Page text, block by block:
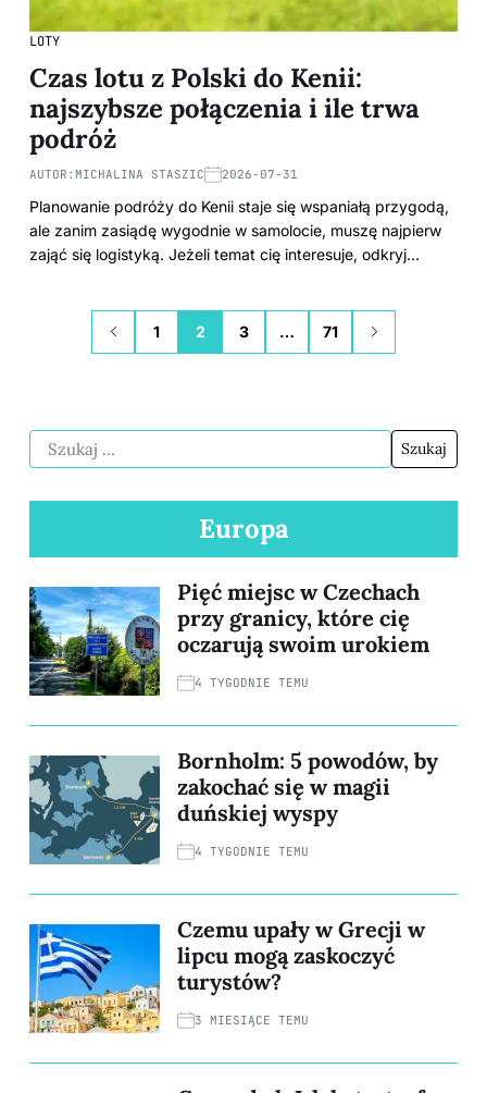
LOTY
Czas lotu z Polski do Kenii:
najszybsze połączenia i ile trwa
podróż
AUTOR: MICHALINA STASZIC 2026-07-31
Planowanie podróży do Kenii staje się wspaniałą przygodą,
ale zanim zasiądę wygodnie w samolocie, muszę najpierw
zająć się logistyką. Jeżeli temat cię interesuje, odkryj…
1 2 3 … 71
Europa
Pięć miejsc w Czechach
przy granicy, które cię
oczarują swoim urokiem
4 TYGODNIE TEMU
Bornholm: 5 powodów, by
zakochać się w magii
duńskiej wyspy
4 TYGODNIE TEMU
Czemu upały w Grecji w
lipcu mogą zaskoczyć
turystów?
3 MIESIĄCE TEMU